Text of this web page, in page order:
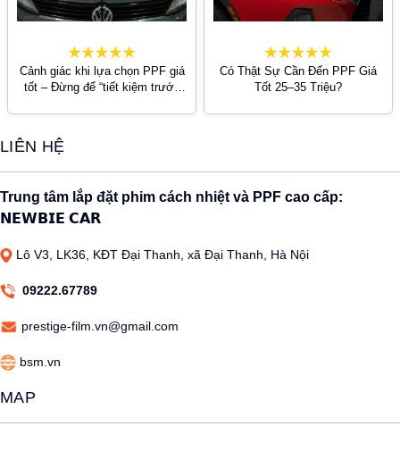
Cảnh giác khi lựa chọn PPF giá
tốt – Đừng để “tiết kiệm trước
Có Thật Sự Cần Đến PPF Giá
Tốt 25–35 Triệu?
LIÊN HỆ
Trung tâm lắp đặt phim cách nhiệt và PPF cao cấp:
𝗡𝗘𝗪𝗕𝗜𝗘 𝗖𝗔𝗥
Lô V3, LK36, KĐT Đại Thanh, xã Đại Thanh, Hà Nội
09222.67789
prestige-film.vn@gmail.com
bsm.vn
MAP